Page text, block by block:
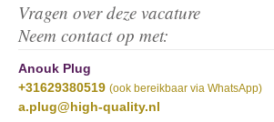
Vragen over deze vacature
Neem contact op met:
Anouk Plug
+31629380519 (ook bereikbaar via WhatsApp)
a.plug@high-quality.nl